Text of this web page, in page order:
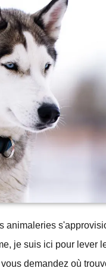
animaleries
je suis ici pour lever
demandez où